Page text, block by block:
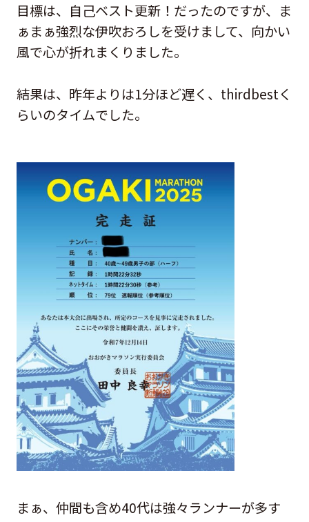
目標は、自己ベスト更新！だったのですが、ま
ぁまぁ強烈な伊吹おろしを受けまして、向かい
風で心が折れまくりました。
結果は、昨年よりは1分ほど遅く、thirdbestく
らいのタイムでした。
まぁ、仲間も含め40代は強々ランナーが多す